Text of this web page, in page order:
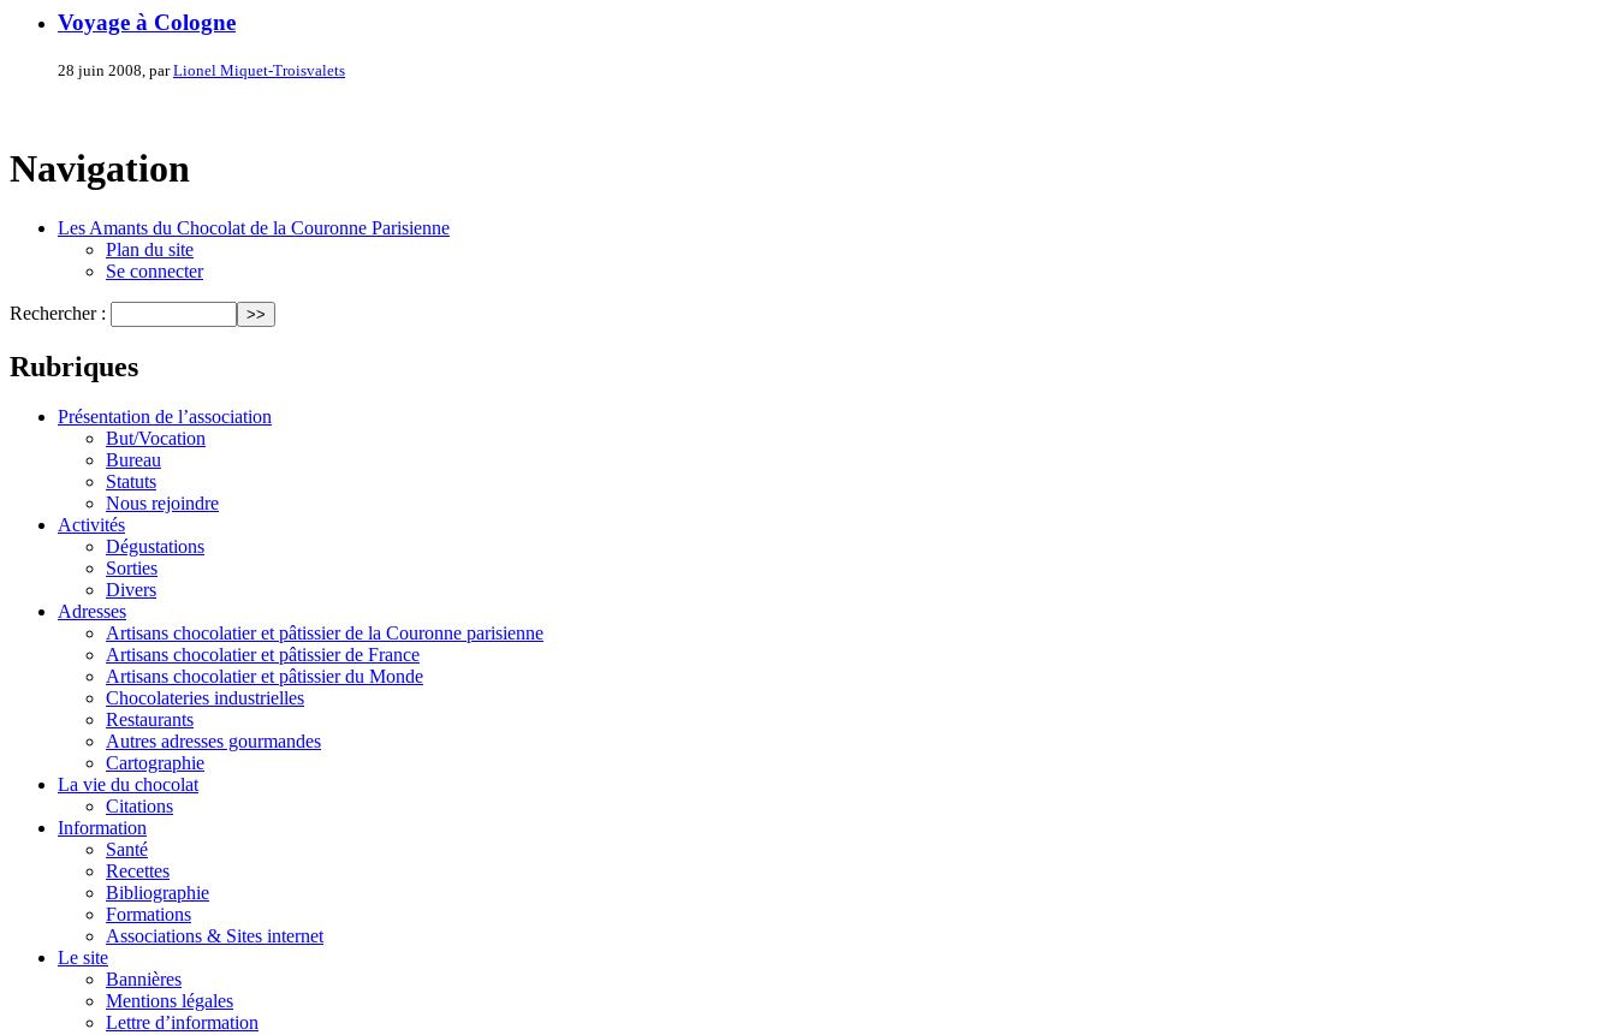
Voyage à Cologne
28 juin 2008, parLionel Miquet-Troisvalets
Navigation
Les Amants du Chocolat de la Couronne Parisienne
Plan du site
Se connecter
Rechercher :
Rubriques
Présentation de l’association
But/Vocation
Bureau
Statuts
Nous rejoindre
Activités
Dégustations
Sorties
Divers
Adresses
Artisans chocolatier et pâtissier de la Couronne parisienne
Artisans chocolatier et pâtissier de France
Artisans chocolatier et pâtissier du Monde
Chocolateries industrielles
Restaurants
Autres adresses gourmandes
Cartographie
La vie du chocolat
Citations
Information
Santé
Recettes
Bibliographie
Formations
Associations & Sites internet
Le site
Bannières
Mentions légales
Lettre d’information